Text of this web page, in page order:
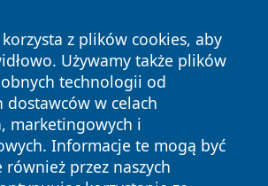
z plików cookies, aby
Używamy także plików
technologii od
dostawców w celach
marketingowych i
Informacje te mogą być
również przez naszych
Wszystkie prawa